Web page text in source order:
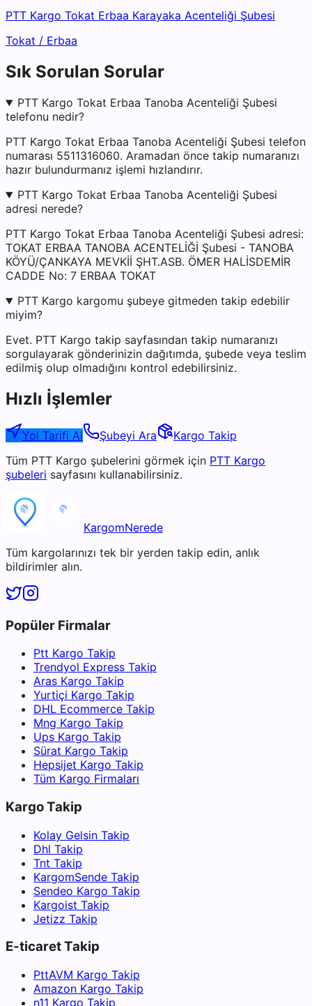
PTT Kargo Tokat Erbaa Karayaka Acenteliği Şubesi
Tokat / Erbaa
Sık Sorulan Sorular
PTT Kargo Tokat Erbaa Tanoba Acenteliği Şubesi
telefonu nedir?
PTT Kargo Tokat Erbaa Tanoba Acenteliği Şubesi telefon
numarası 5511316060. Aramadan önce takip numaranızı
hazır bulundurmanız işlemi hızlandırır.
PTT Kargo Tokat Erbaa Tanoba Acenteliği Şubesi
adresi nerede?
PTT Kargo Tokat Erbaa Tanoba Acenteliği Şubesi adresi:
TOKAT ERBAA TANOBA ACENTELİĞİ Şubesi - TANOBA
KÖYÜ/ÇANKAYA MEVKİİ ŞHT.ASB. ÖMER HALİSDEMİR
CADDE No: 7 ERBAA TOKAT
PTT Kargo kargomu şubeye gitmeden takip edebilir
miyim?
Evet. PTT Kargo takip sayfasından takip numaranızı
sorgulayarak gönderinizin dağıtımda, şubede veya teslim
edilmiş olup olmadığını kontrol edebilirsiniz.
Hızlı İşlemler
Yol Tarifi Al Şubeyi Ara
Kargo Takip
Tüm PTT Kargo şubelerini görmek için PTT Kargo
şubeleri sayfasını kullanabilirsiniz.
KargomNerede
Tüm kargolarınızı tek bir yerden takip edin, anlık
bildirimler alın.
Popüler Firmalar
Ptt Kargo Takip
Trendyol Express Takip
Aras Kargo Takip
Yurtiçi Kargo Takip
DHL Ecommerce Takip
Mng Kargo Takip
Ups Kargo Takip
Sürat Kargo Takip
Hepsijet Kargo Takip
Tüm Kargo Firmaları
Kargo Takip
Kolay Gelsin Takip
Dhl Takip
Tnt Takip
KargomSende Takip
Sendeo Kargo Takip
Kargoist Takip
Jetizz Takip
E-ticaret Takip
PttAVM Kargo Takip
Amazon Kargo Takip
n11 Kargo Takip